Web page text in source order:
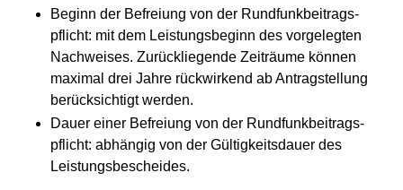
Beginn der Be­freiung von der Rund­funk­beitrags­
pflicht: mit dem Leistungs­beginn des vor­ge­legten
Nach­weises. Zurück­liegende Zeit­räume können
maximal drei Jahre rück­wirkend ab Antrag­stellung
be­rück­sichtigt werden.
Dauer einer Be­freiung von der Rund­funk­beitrags­
pflicht: abhängig von der Gültig­keits­dauer des
Leistungs­bescheides.